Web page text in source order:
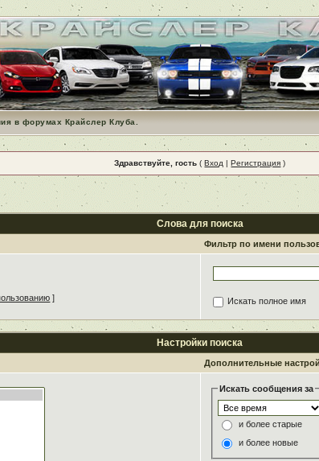
в форумах Крайслер Клуба.
Здравствуйте, гость (Вход |Регистрация )
Слова для поиска
Фильтр по имени
] Искать полное имя
Настройки поиска
Дополнительные
Искать сообщения за
и более старые
и более новые